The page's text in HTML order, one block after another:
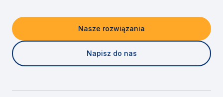
Nasze rozwiązania
Napisz do nas